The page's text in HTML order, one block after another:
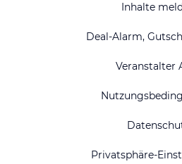
Inhalte
Deal-Alarm,
Veranstalter
Privatsphäre-